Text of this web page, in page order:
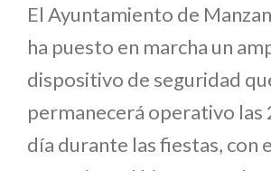
El Ayuntamiento de
ha puesto en marcha un
dispositivo de seguridad
permanecerá operativo las
día durante las fiestas, con